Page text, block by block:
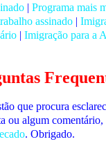
| Programa mais
assinado |
| Imigração para a
que procura
ou algum
. Obrigado.